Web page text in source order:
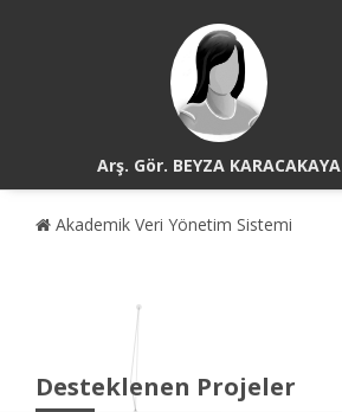
Arş. Gör. BEYZA KARACAKAYA
Akademik Veri Yönetim Sistemi
Desteklenen Projeler